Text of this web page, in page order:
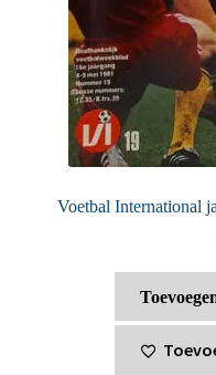
Voetbal International